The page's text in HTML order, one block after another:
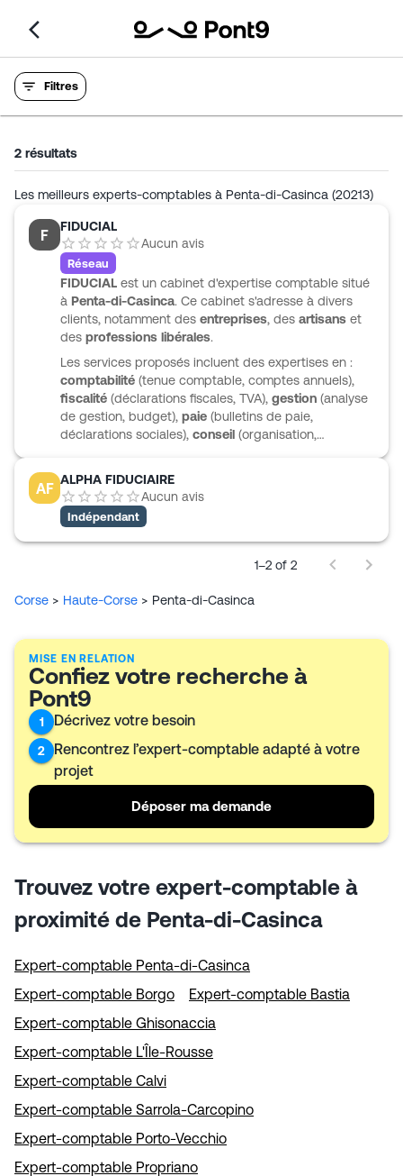
Filtres
2 résultats
Les meilleurs experts-comptables à Penta-di-Casinca (20213)
F
FIDUCIAL
Aucun avis
Réseau
FIDUCIAL est un cabinet d'expertise comptable situé
à Penta-di-Casinca. Ce cabinet s'adresse à divers
clients, notamment des entreprises, des artisans et
des professions libérales.
Les services proposés incluent des expertises en :
comptabilité (tenue comptable, comptes annuels),
fiscalité (déclarations fiscales, TVA), gestion (analyse
de gestion, budget), paie (bulletins de paie,
déclarations sociales), conseil (organisation,
AF
ALPHA FIDUCIAIRE
Aucun avis
Indépendant
1–2 of 2
Corse > Haute-Corse > Penta-di-Casinca
MISE EN RELATION
Confiez votre recherche à
Pont9
1 Décrivez votre besoin
2
Rencontrez l’expert-comptable adapté à votre
projet
Déposer ma demande
Trouvez votre expert-comptable à
proximité de Penta-di-Casinca
Expert-comptable Penta-di-Casinca
Expert-comptable Borgo
Expert-comptable Bastia
Expert-comptable Ghisonaccia
Expert-comptable L'Île-Rousse
Expert-comptable Calvi
Expert-comptable Sarrola-Carcopino
Expert-comptable Porto-Vecchio
Expert-comptable Propriano